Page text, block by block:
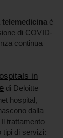
telemedicina è
di COVID-
continua
in
di Deloitte
hospital,
dalla
trattamento
tipi di servizi: